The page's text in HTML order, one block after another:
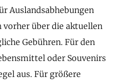
Auslandsabhebungen
über die aktuellen
Gebühren. Für den
oder Souvenirs
aus. Für größere